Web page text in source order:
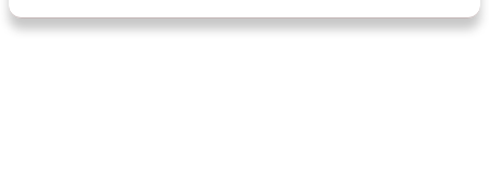
gemakkelijke rijst en hamburger een gerecht diner oma's griessnockerlsuppe (rund- en griesmeelknoedelsoep)